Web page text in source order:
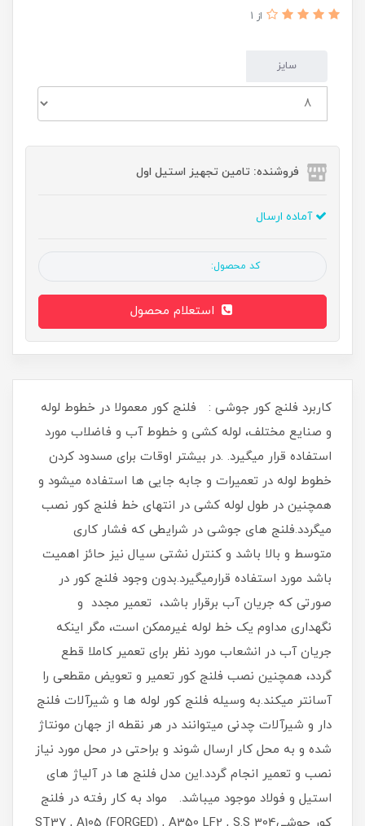
از 1
سایز
فروشنده: تامین تجهیز استیل اول
آماده ارسال
کد محصول:
استعلام محصول
کاربرد فلنج کور جوشی : فلنج کور معمولا در خطوط لوله
و صنایع مختلف، لوله کشی و خطوط آب و فاضلاب مورد
استفاده قرار میگیرد. .در بیشتر اوقات برای مسدود کردن
خطوط لوله در تعمیرات و جابه جایی ها استفاده میشود و
همچنین در طول لوله کشی در انتهای خط فلنج کور نصب
میگردد.فلنج های جوشی در شرایطی که فشار کاری
متوسط و بالا باشد و کنترل نشتی سیال نیز حائز اهمیت
باشد مورد استفاده قرارمیگیرد.بدون وجود فلنج کور در
صورتی که جریان آب برقرار باشد، تعمیر مجدد و
نگهداری مداوم یک خط لوله غیرممکن است، مگر اینکه
جریان آب در انشعاب مورد نظر برای تعمیر کاملا قطع
گردد، همچنین نصب فلنج کور تعمیر و تعویض مقطعی را
آسانتر میکند.به وسیله فلنج کور لوله ها و شیرآلات فلنج
دار و شیرآلات چدنی میتوانند در هر نقطه از جهان مونتاژ
شده و به محل کار ارسال شوند و براحتی در محل مورد نیاز
نصب و تعمیر انجام گردد.این مدل فلنج ها در آلیاژ های
استیل و فولاد موجود میباشد. مواد به کار رفته در فلنج